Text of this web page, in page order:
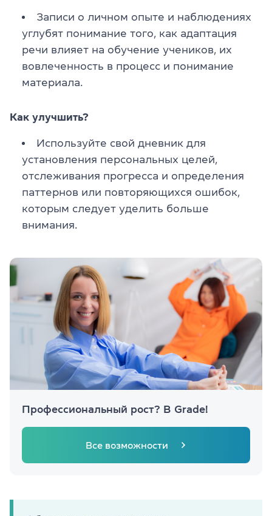
Записи о личном опыте и наблюдениях
углубят понимание того, как адаптация
речи влияет на обучение учеников, их
вовлеченность в процесс и понимание
материала.
Как улучшить?
Используйте свой дневник для
установления персональных целей,
отслеживания прогресса и определения
паттернов или повторяющихся ошибок,
которым следует уделить больше
внимания.
Профессиональный рост? В Grade!
Все возможности